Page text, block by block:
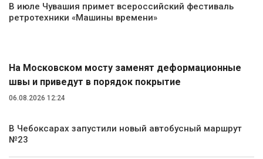
В июле Чувашия примет всероссийский фестиваль
ретротехники «Машины времени»
На Московском мосту заменят деформационные
швы и приведут в порядок покрытие
06.08.2026 12:24
В Чебоксарах запустили новый автобусный маршрут
№23